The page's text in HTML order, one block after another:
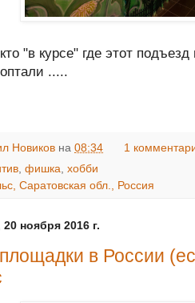
"в курсе" где этот
.....
Новиков на 08:34
1
, фишка, хобби
Саратовская обл., Россия
ноября 2016 г.
в России